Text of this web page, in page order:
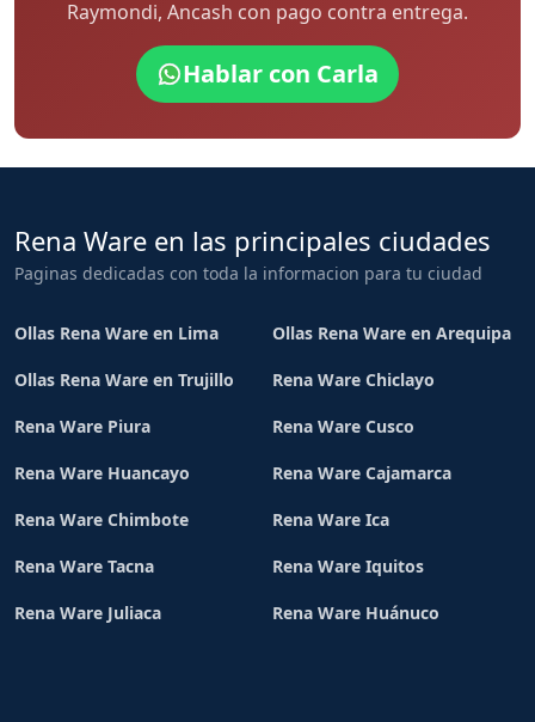
Raymondi, Ancash con pago contra entrega.
Hablar con Carla
Rena Ware en las principales ciudades
Paginas dedicadas con toda la informacion para tu ciudad
Ollas Rena Ware en Lima Ollas Rena Ware en Arequipa
Ollas Rena Ware en Trujillo Rena Ware Chiclayo
Rena Ware Piura Rena Ware Cusco
Rena Ware Huancayo Rena Ware Cajamarca
Rena Ware Chimbote Rena Ware Ica
Rena Ware Tacna Rena Ware Iquitos
Rena Ware Juliaca Rena Ware Huánuco